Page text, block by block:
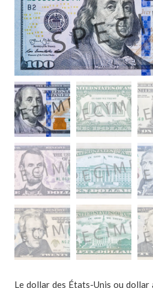
Le dollar des États-Unis ou dollar